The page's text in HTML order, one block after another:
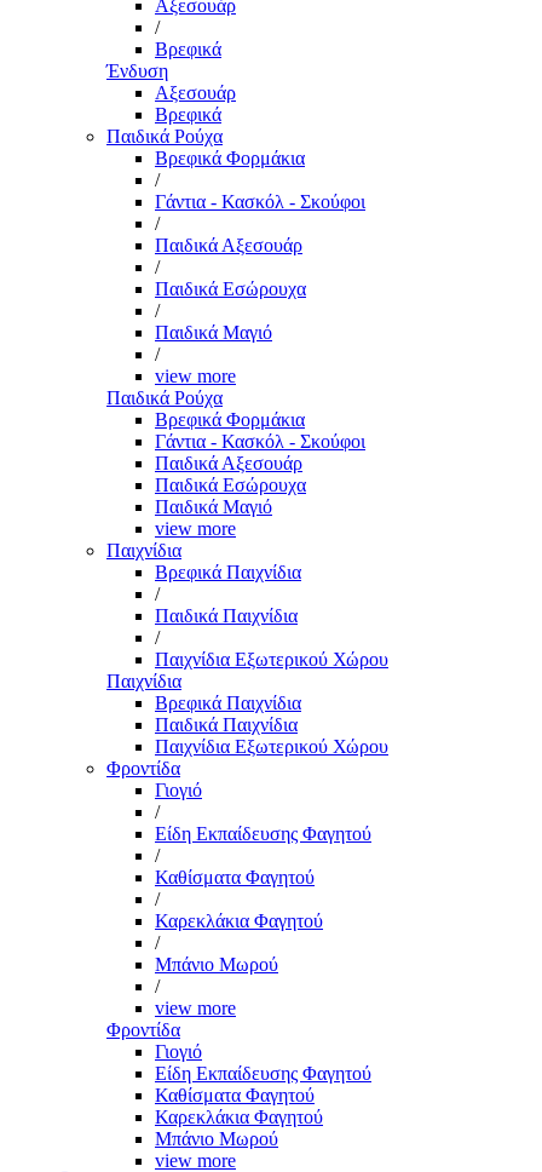
Αξεσουάρ
/
Βρεφικά
Ένδυση
Αξεσουάρ
Βρεφικά
Παιδικά Ρούχα
Βρεφικά Φορμάκια
/
Γάντια - Κασκόλ - Σκούφοι
/
Παιδικά Αξεσουάρ
/
Παιδικά Εσώρουχα
/
Παιδικά Μαγιό
/
view more
Παιδικά Ρούχα
Βρεφικά Φορμάκια
Γάντια - Κασκόλ - Σκούφοι
Παιδικά Αξεσουάρ
Παιδικά Εσώρουχα
Παιδικά Μαγιό
view more
Παιχνίδια
Βρεφικά Παιχνίδια
/
Παιδικά Παιχνίδια
/
Παιχνίδια Εξωτερικού Χώρου
Παιχνίδια
Βρεφικά Παιχνίδια
Παιδικά Παιχνίδια
Παιχνίδια Εξωτερικού Χώρου
Φροντίδα
Γιογιό
/
Είδη Εκπαίδευσης Φαγητού
/
Καθίσματα Φαγητού
/
Καρεκλάκια Φαγητού
/
Μπάνιο Μωρού
/
view more
Φροντίδα
Γιογιό
Είδη Εκπαίδευσης Φαγητού
Καθίσματα Φαγητού
Καρεκλάκια Φαγητού
Μπάνιο Μωρού
view more